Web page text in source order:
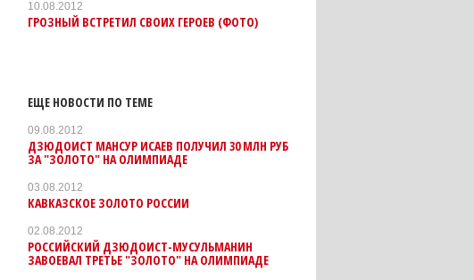
10.08.2012
ГРОЗНЫЙ ВСТРЕТИЛ СВОИХ ГЕРОЕВ (ФОТО)
ЕЩЕ НОВОСТИ ПО ТЕМЕ
09.08.2012
ДЗЮДОИСТ МАНСУР ИСАЕВ ПОЛУЧИЛ 30 МЛН РУБ
ЗА "ЗОЛОТО" НА ОЛИМПИАДЕ
03.08.2012
КАВКАЗСКОЕ ЗОЛОТО РОССИИ
02.08.2012
РОССИЙСКИЙ ДЗЮДОИСТ-МУСУЛЬМАНИН
ЗАВОЕВАЛ ТРЕТЬЕ "ЗОЛОТО" НА ОЛИМПИАДЕ